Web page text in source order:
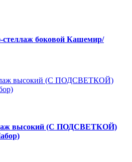
боковой Кашемир/
высокий (С ПОДСВЕТКОЙ)